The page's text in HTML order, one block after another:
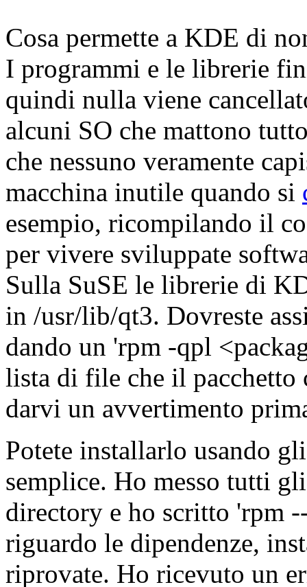
Cosa permette a KDE di
I programmi e le librerie
quindi nulla viene
alcuni SO che mattono
che nessuno veramente
macchina inutile quando si
esempio, ricompilando il
per vivere sviluppate
Sulla SuSE le librerie di
in /usr/lib/qt3. Dovreste
dando un 'rpm -qpl
lista di file che il pacchetto
darvi un avvertimento
Potete installarlo usando
semplice. Ho messo tutti
directory e ho scritto 'rpm
riguardo le dipendenze,
riprovate. Ho ricevuto un